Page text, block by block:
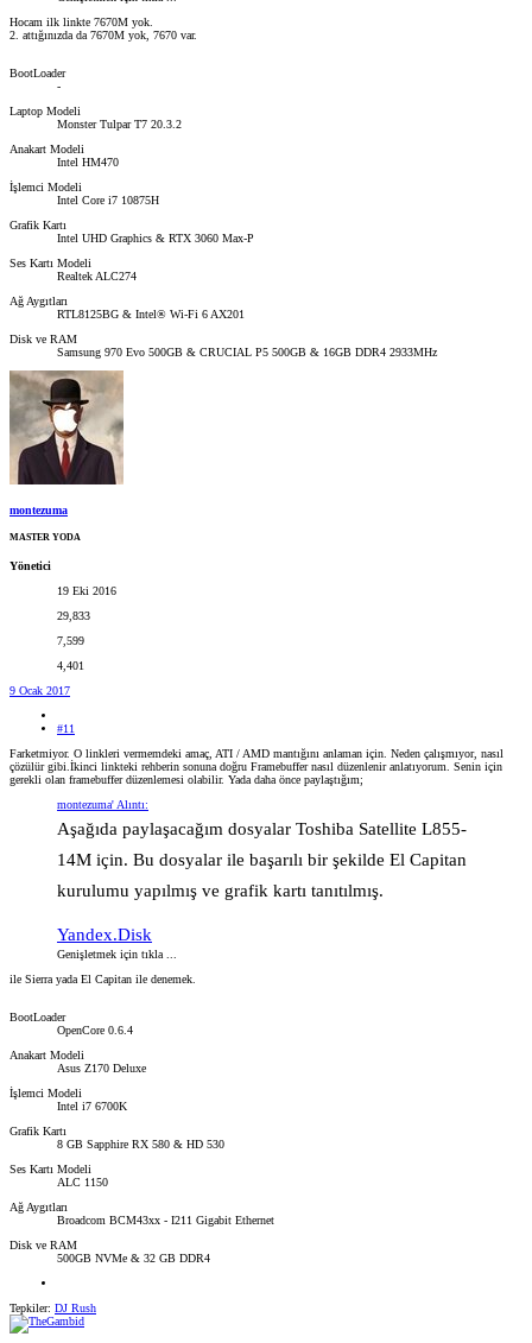
Hocam ilk linkte 7670M yok.
2. attığınızda da 7670M yok, 7670 var.
BootLoader
-
Laptop Modeli
Monster Tulpar T7 20.3.2
Anakart Modeli
Intel HM470
İşlemci Modeli
Intel Core i7 10875H
Grafik Kartı
Intel UHD Graphics & RTX 3060 Max-P
Ses Kartı Modeli
Realtek ALC274
Ağ Aygıtları
RTL8125BG & Intel® Wi-Fi 6 AX201
Disk ve RAM
Samsung 970 Evo 500GB & CRUCIAL P5 500GB & 16GB DDR4 2933MHz
montezuma
MASTER YODA
Yönetici
19 Eki 2016
29,833
7,599
4,401
9 Ocak 2017
#11
Farketmiyor. O linkleri vermemdeki amaç, ATI / AMD mantığını anlaman için. Neden çalışmıyor, nasıl
çözülür gibi.İkinci linkteki rehberin sonuna doğru Framebuffer nasıl düzenlenir anlatıyorum. Senin için
gerekli olan framebuffer düzenlemesi olabilir. Yada daha önce paylaştığım;
montezuma' Alıntı:
Aşağıda paylaşacağım dosyalar Toshiba Satellite L855-
14M için. Bu dosyalar ile başarılı bir şekilde El Capitan
kurulumu yapılmış ve grafik kartı tanıtılmış.
Yandex.Disk
Genişletmek için tıkla ...
ile Sierra yada El Capitan ile denemek.
BootLoader
OpenCore 0.6.4
Anakart Modeli
Asus Z170 Deluxe
İşlemci Modeli
Intel i7 6700K
Grafik Kartı
8 GB Sapphire RX 580 & HD 530
Ses Kartı Modeli
ALC 1150
Ağ Aygıtları
Broadcom BCM43xx - I211 Gigabit Ethernet
Disk ve RAM
500GB NVMe & 32 GB DDR4
Tepkiler: DJ Rush